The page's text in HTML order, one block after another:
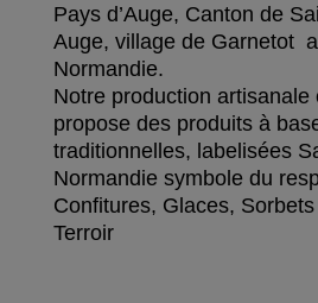
Pays d’Auge, Canton de
Auge, village de Garnetot
Normandie.
Notre production artisanale
propose des produits à
traditionnelles, labelisées
Normandie symbole du
Confitures, Glaces,
Terroir